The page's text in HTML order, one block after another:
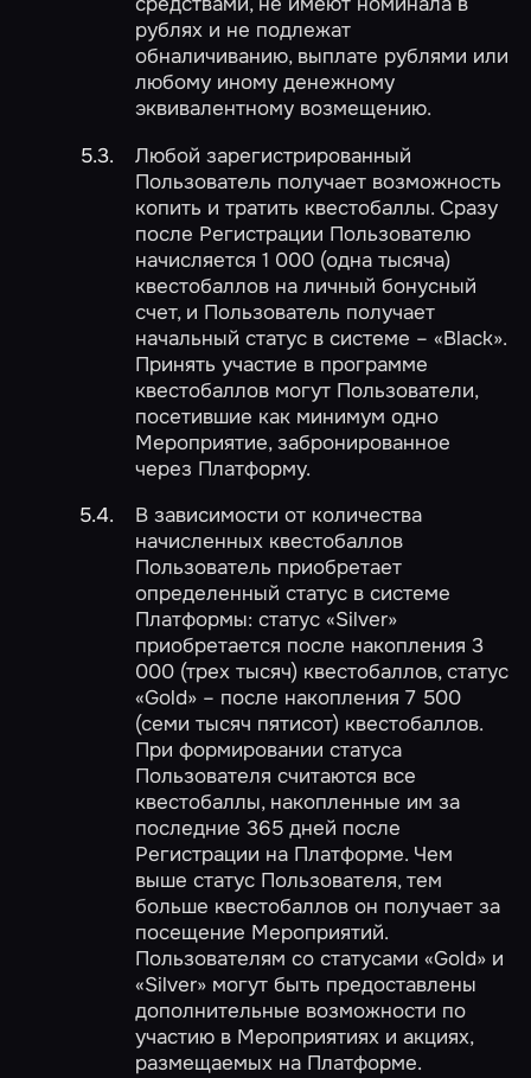
рублях и не подлежат
обналичиванию, выплате рублями или
любому иному денежному
эквивалентному возмещению.
Любой зарегистрированный
Пользователь получает возможность
копить и тратить квестобаллы. Сразу
после Регистрации Пользователю
начисляется 1 000 (одна тысяча)
квестобаллов на личный бонусный
счет, и Пользователь получает
начальный статус в системе – «Black».
Принять участие в программе
квестобаллов могут Пользователи,
посетившие как минимум одно
Мероприятие, забронированное
через Платформу.
В зависимости от количества
начисленных квестобаллов
Пользователь приобретает
определенный статус в системе
Платформы: статус «Silver»
приобретается после накопления 3
000 (трех тысяч) квестобаллов, статус
«Gold» – после накопления 7 500
(семи тысяч пятисот) квестобаллов.
При формировании статуса
Пользователя считаются все
квестобаллы, накопленные им за
последние 365 дней после
Регистрации на Платформе. Чем
выше статус Пользователя, тем
больше квестобаллов он получает за
посещение Мероприятий.
Пользователям со статусами «Gold» и
«Silver» могут быть предоставлены
дополнительные возможности по
участию в Мероприятиях и акциях,
размещаемых на Платформе.